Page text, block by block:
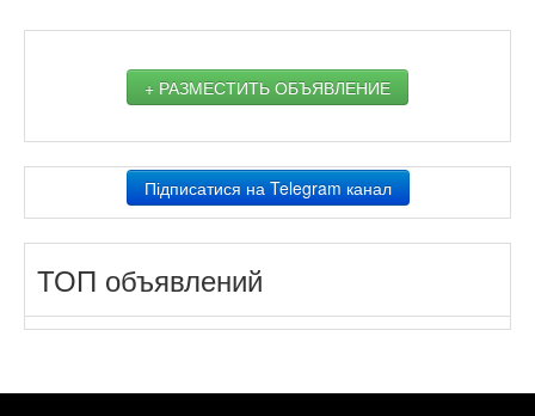
+ РАЗМЕСТИТЬ ОБЪЯВЛЕНИЕ
Підписатися на Telegram канал
ТОП объявлений